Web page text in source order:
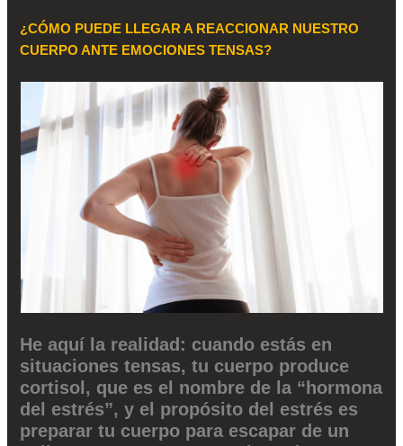
¿CÓMO PUEDE LLEGAR A REACCIONAR NUESTRO
CUERPO ANTE EMOCIONES TENSAS?
He aquí la realidad: cuando estás en
situaciones tensas, tu cuerpo produce
cortisol, que es el nombre de la “hormona
del estrés”, y el propósito del estrés es
preparar tu cuerpo para escapar de un